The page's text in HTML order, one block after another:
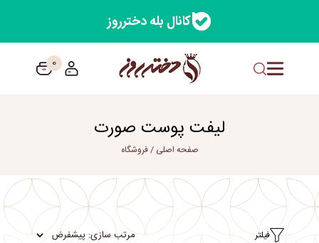
کانال بله دخترروز
0
لیفت پوست صورت
صفحه اصلی /فروشگاه
فیلتر